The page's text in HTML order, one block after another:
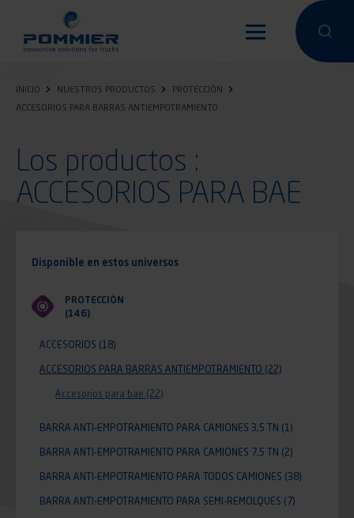
contenido
Hacer una
INICIO NUESTROS PRODUCTOS
PROTECCIÓN
ACCESORIOS PARA BARRAS ANTIEMPOTRAMIENTO
Los productos :
ACCESORIOS PARA BAE
Disponible en estos universos
PROTECCIÓN
(146)
ACCESORIOS (18)
ACCESORIOS PARA BARRAS ANTIEMPOTRAMIENTO (22)
Accesorios para bae (22)
BARRA ANTI-EMPOTRAMIENTO PARA CAMIONES 3,5 TN (1)
BARRA ANTI-EMPOTRAMIENTO PARA CAMIONES 7,5 TN (2)
BARRA ANTI-EMPOTRAMIENTO PARA TODOS CAMIONES (38)
BARRA ANTI-EMPOTRAMIENTO PARA SEMI-REMOLQUES (7)